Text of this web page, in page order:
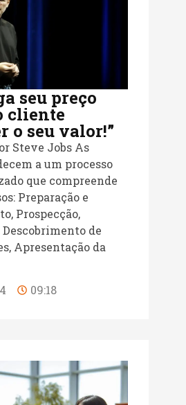
seu preço
cliente
o seu valor!”
Steve Jobs As
a um processo
que compreende
Preparação e
Prospecção,
de
Apresentação da
09:18